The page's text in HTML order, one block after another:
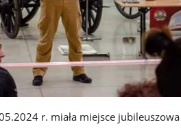
r. miała miejsce